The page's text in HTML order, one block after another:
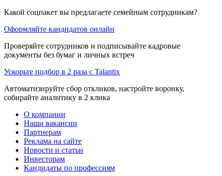
Какой соцпакет вы предлагаете семейным сотрудникам?
Оформляйте кандидатов онлайн
Проверяйте сотрудников и подписывайте кадровые
документы без бумаг и личных встреч
Ускорьте подбор в 2 раза с Talantix
Автоматизируйте сбор откликов, настройте воронку,
собирайте аналитику в 2 клика
О компании
Наши вакансии
Партнерам
Реклама на сайте
Новости и статьи
Инвесторам
Кандидаты по профессиям